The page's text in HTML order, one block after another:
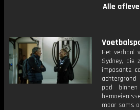
Alle
Het verhaal
Sydney, die
imposante
pad
maar soms